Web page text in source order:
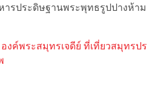
ารประดิษฐานพระพุทธรูปปางห้าม
งค์พระสมุทรเจดีย์ ที่เที่ยวสมุทรปร